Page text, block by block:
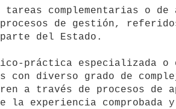
de gestión,
del Estado.
diverso grado de
a través de procesos de
experiencia comprobada